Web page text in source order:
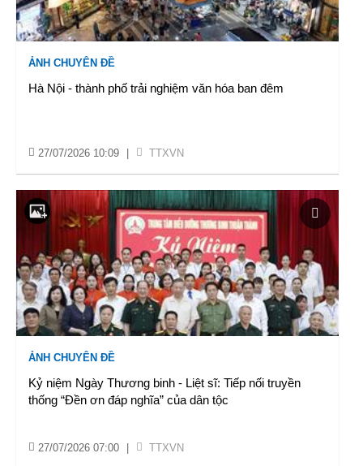
ẢNH CHUYÊN ĐỀ
Hà Nội - thành phố trải nghiệm văn hóa ban đêm
27/07/2026 10:09 TTXVN
ẢNH CHUYÊN ĐỀ
Kỷ niệm Ngày Thương binh - Liệt sĩ: Tiếp nối truyền
thống “Đền ơn đáp nghĩa” của dân tộc
27/07/2026 07:00 TTXVN